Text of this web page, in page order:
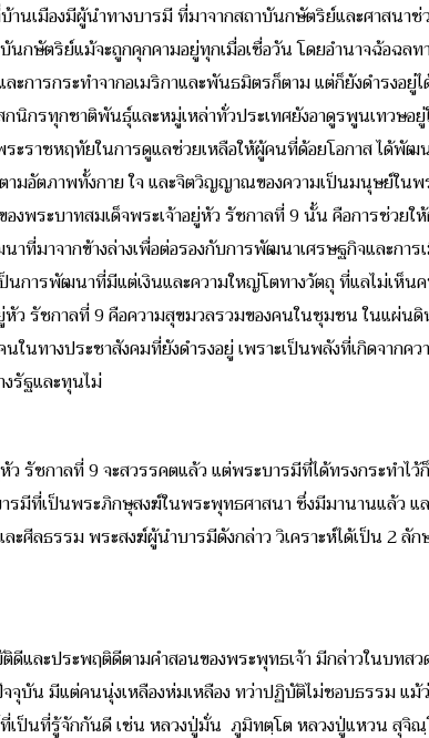
านเมืองมีผู้นำทางบารมี ที่มาจากสถาบันกษัตริย์และศาสนา
ษัตริย์แม้จะถูกคุกคามอยู่ทุกเมื่อเชื่อวัน โดยอำนาจฉ้อฉลท
การกระทำจากอเมริกาและพันธมิตรก็ตาม แต่ก็ยังดำรงอยู่
นิกรทุกชาติพันธุ์และหมู่เหล่าทั่วประเทศยังอาดูรพูนเทวษอ
ะราชหฤทัยในการดูแลช่วยเหลือให้ผู้คนที่ด้อยโอกาส ได้พั
มอัตภาพทั้งกาย ใจ และจิตวิญญาณของความเป็นมนุษย์ใน
งพระบาทสมเด็จพระเจ้าอยู่หัว รัชกาลที่ 9 นั้น คือการช่ว
ที่มาจากข้างล่างเพื่อต่อรองกับการพัฒนาเศรษฐกิจและการ
ป็นการพัฒนาที่มีแต่เงินและความใหญ่โตทางวัตถุ ที่แลไม่เ
หัว รัชกาลที่ 9 คือความสุขมวลรวมของคนในชุมชน ในแผ่น
นทางประชาสังคมที่ยังดำรงอยู่ เพราะเป็นพลังที่เกิดจาก
งรัฐและทุนไม่
ว รัชกาลที่ 9 จะสวรรคตแล้ว แต่พระบารมีที่ได้ทรงกระทำไ
มีที่เป็นพระภิกษุสงฆ์ในพระพุทธศาสนา ซึ่งมีมานานแล้ว แ
ะศีลธรรม พระสงฆ์ผู้นำบารมีดังกล่าว วิเคราะห์ได้เป็น 2 ลั
ดีและประพฤติดีตามคำสอนของพระพุทธเจ้า มีกล่าวในบทส
จจุบัน มีแต่คนนุ่งเหลืองห่มเหลือง ทว่าปฏิบัติไม่ชอบธรรม แ
เป็นที่รู้จักกันดี เช่น หลวงปู่มั่น ภูมิทตฺโต หลวงปู่แหวน สุจิ